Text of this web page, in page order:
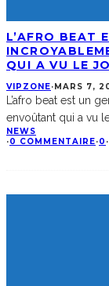
L’AFRO BEAT
QUI A VU LE
VIPZONE· MARS 7,
L’afro beat est un
envoûtant qui a vu
NEWS
·0 COMMENTAIRE·0 ·